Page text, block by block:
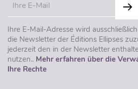
Ihre E-Mail-Adresse wird
die Newsletter der Éditions Ellipses
jederzeit den in der Newsletter
nutzen.. Mehr erfahren über die
Ihre Rechte